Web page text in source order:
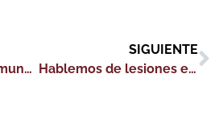
Los errores más comunes al aprender inglés y cómo evitarlos
SIGUIENTE
Hablemos de lesiones en inglés: Vocabulario clave para situaciones de emergencia médica